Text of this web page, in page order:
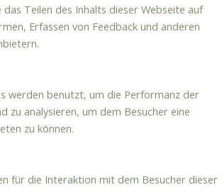
Teilen des Inhalts dieser Webseite auf
Erfassen von Feedback und anderen
werden benutzt, um die Performanz der
zu analysieren, um dem Besucher eine
zu können.
für die Interaktion mit dem Besucher dieser